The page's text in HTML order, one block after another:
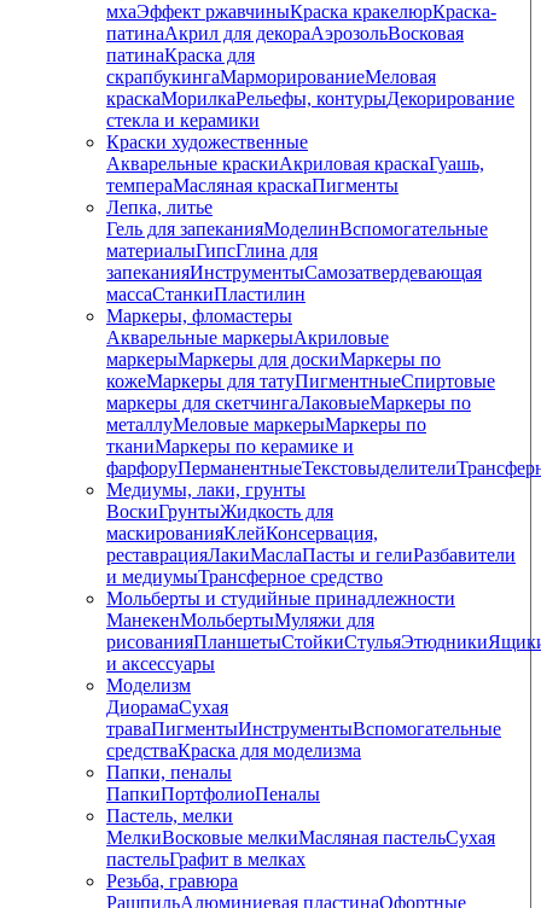
мхаЭффект ржавчиныКраска кракелюрКраска-
патинаАкрил для декораАэрозольВосковая
патинаКраска для
скрапбукингаМарморированиеМеловая
краскаМорилкаРельефы, контурыДекорирование
стекла и керамики
Краски художественные
Акварельные краскиАкриловая краскаГуашь,
темпераМасляная краскаПигменты
Лепка, литье
Гель для запеканияМоделинВспомогательные
материалыГипсГлина для
запеканияИнструментыСамозатвердевающая
массаСтанкиПластилин
Маркеры, фломастеры
Акварельные маркерыАкриловые
маркерыМаркеры для доскиМаркеры по
кожеМаркеры для татуПигментныеCпиртовые
маркеры для скетчингаЛаковыеМаркеры по
металлуМеловые маркерыМаркеры по
тканиМаркеры по керамике и
фарфоруПерманентныеТекстовыделители
Медиумы, лаки, грунты
ВоскиГрунтыЖидкость для
маскированияКлейКонсервация,
реставрацияЛакиМаслаПасты и гелиРазбавители
и медиумыТрансферное средство
Мольберты и студийные принадлежности
МанекенМольбертыМуляжи для
рисованияПланшетыСтойкиСтульяЭтюдники
и аксессуары
Моделизм
ДиорамаСухая
траваПигментыИнструментыВспомогательные
средстваКраска для моделизма
Папки, пеналы
ПапкиПортфолиоПеналы
Пастель, мелки
МелкиВосковые мелкиМасляная пастельСухая
пастельГрафит в мелках
Резьба, гравюра
РашпильАлюминиевая пластинаОфортные